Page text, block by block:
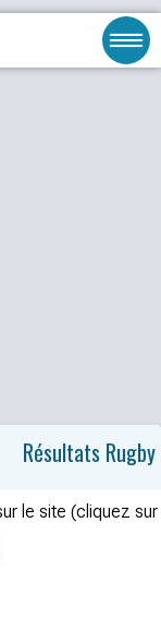
Résultats Rugby
le site (cliquez sur